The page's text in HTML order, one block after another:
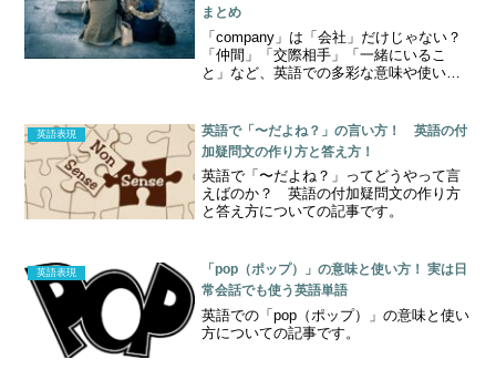
まとめ
「company」は「会社」だけじゃない？
「仲間」「交際相手」「一緒にいるこ
と」など、英語での多彩な意味や使い方
英語表現
英語で「〜だよね？」の言い方！ 英語の付
加疑問文の作り方と答え方！
英語で「〜だよね？」ってどうやって言
えばのか？ 英語の付加疑問文の作り方
と答え方についての記事です。
英語表現
「pop（ポップ）」の意味と使い方！ 実は日
常会話でも使う英語単語
英語での「pop（ポップ）」の意味と使い
方についての記事です。